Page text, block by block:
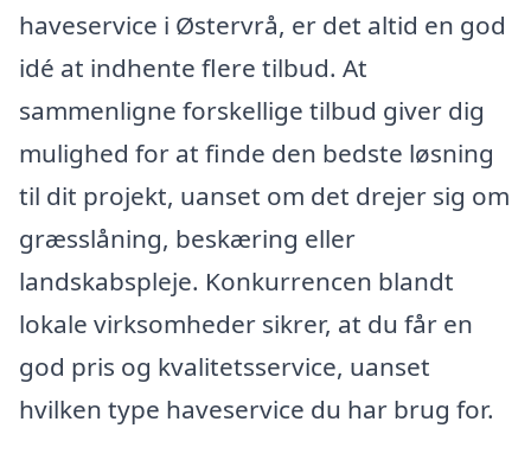
haveservice i Østervrå, er det altid en god
idé at indhente flere tilbud. At
sammenligne forskellige tilbud giver dig
mulighed for at finde den bedste løsning
til dit projekt, uanset om det drejer sig om
græsslåning, beskæring eller
landskabspleje. Konkurrencen blandt
lokale virksomheder sikrer, at du får en
god pris og kvalitetsservice, uanset
hvilken type haveservice du har brug for.